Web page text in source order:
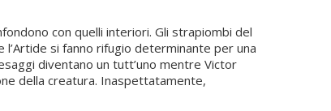
con quelli interiori. Gli strapiombi del
si fanno rifugio determinante per una
diventano un tutt’uno mentre Victor
della creatura. Inaspettatamente,